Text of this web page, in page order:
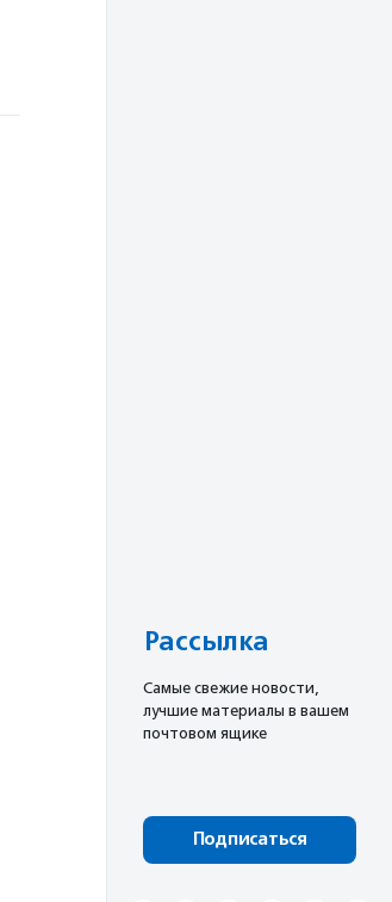
Рассылка
Cамые свежие новости,
лучшие материалы в вашем
почтовом ящике
Подписаться